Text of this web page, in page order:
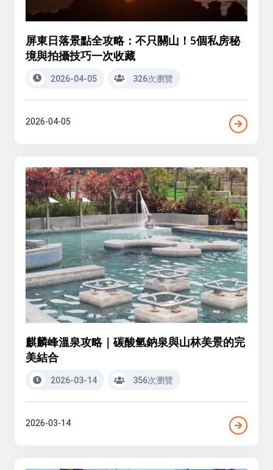
屏東日落景點全攻略：不只關山！5個私房秘
境與拍攝技巧一次收藏
2026-04-05 326次瀏覽
2026-04-05
麒麟峰溫泉攻略｜碳酸氫鈉泉與山林美景的完
美結合
2026-03-14 356次瀏覽
2026-03-14